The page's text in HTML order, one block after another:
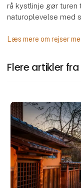
rå kystlinje gør
naturoplevelse med
Læs mere om rejser
Flere artikler fra